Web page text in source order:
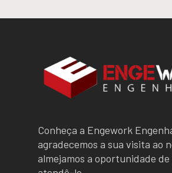
Conheça a Engework
agradecemos a sua visita ao
almejamos a oportunidade